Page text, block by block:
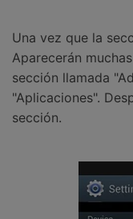
Una vez que la
Aparecerán
sección llamada
"Aplicaciones".
sección.